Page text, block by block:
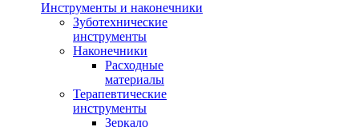
Инструменты и наконечники
Зуботехнические
инструменты
Наконечники
Расходные
материалы
Терапевтические
инструменты
Зеркало